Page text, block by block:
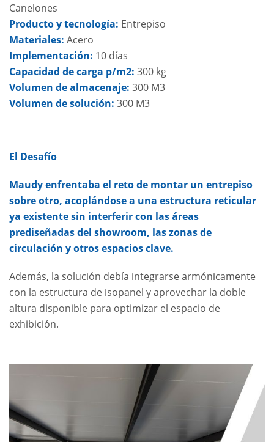
Canelones
Producto y tecnología: Entrepiso
Materiales: Acero
Implementación: 10 días
Capacidad de carga p/m2: 300 kg
Volumen de almacenaje: 300 M3
Volumen de solución: 300 M3
El Desafío
Maudy enfrentaba el reto de montar un entrepiso
sobre otro, acoplándose a una estructura reticular
ya existente sin interferir con las áreas
prediseñadas del showroom, las zonas de
circulación y otros espacios clave.
Además, la solución debía integrarse armónicamente
con la estructura de isopanel y aprovechar la doble
altura disponible para optimizar el espacio de
exhibición.